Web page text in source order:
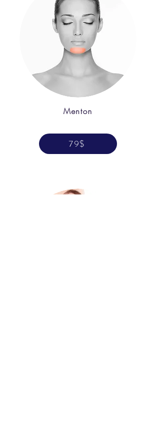
Menton
79$